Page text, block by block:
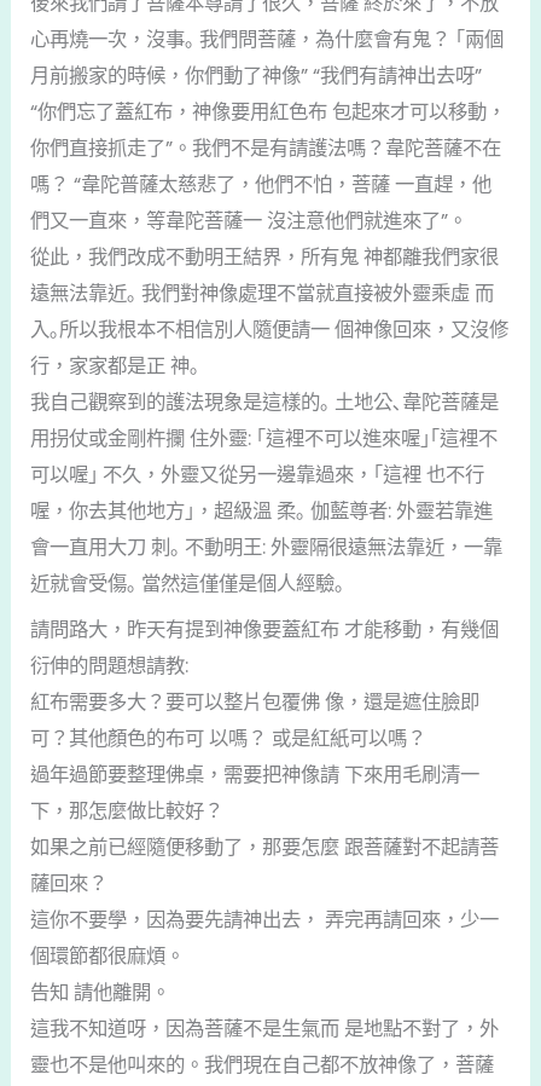
心再燒一次，沒事｡ 我們問菩薩，為什麼會有鬼？ ｢兩個
月前搬家的時候，你們動了神像” “我們有請神出去呀”
“你們忘了蓋紅布，神像要用紅色布 包起來才可以移動，
你們直接抓走了”。我們不是有請護法嗎？韋陀菩薩不在
嗎？ “韋陀普薩太慈悲了，他們不怕，菩薩 一直趕，他
們又一直來，等韋陀菩薩一 沒注意他們就進來了”。
從此，我們改成不動明王結界，所有鬼 神都離我們家很
遠無法靠近｡ 我們對神像處理不當就直接被外靈乘虛 而
入｡所以我根本不相信別人隨便請一 個神像回來，又沒修
行，家家都是正 神｡
我自己觀察到的護法現象是這樣的｡ 土地公､韋陀菩薩是
用拐仗或金剛杵攔 住外靈: ｢這裡不可以進來喔｣｢這裡不
可以喔｣ 不久，外靈又從另一邊靠過來，｢這裡 也不行
喔，你去其他地方｣，超級溫 柔｡ 伽藍尊者: 外靈若靠進
會一直用大刀 刺｡ 不動明王: 外靈隔很遠無法靠近，一靠
近就會受傷｡ 當然這僅僅是個人經驗｡
請問路大，昨天有提到神像要蓋紅布 才能移動，有幾個
衍伸的問題想請教:
紅布需要多大？要可以整片包覆佛 像，還是遮住臉即
可？其他顏色的布可 以嗎？ 或是紅紙可以嗎？
過年過節要整理佛桌，需要把神像請 下來用毛刷清一
下，那怎麼做比較好？
如果之前已經隨便移動了，那要怎麼 跟菩薩對不起請菩
薩回來？
這你不要學，因為要先請神出去， 弄完再請回來，少一
個環節都很麻煩。
告知 請他離開。
這我不知道呀，因為菩薩不是生氣而 是地點不對了，外
靈也不是他叫來的。我們現在自己都不放神像了，菩薩